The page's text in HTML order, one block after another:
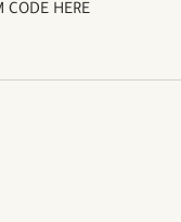
CODE HERE